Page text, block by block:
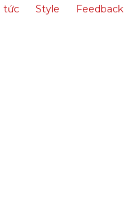
tức Style Feedback